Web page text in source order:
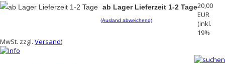
ab Lager Lieferzeit 1-2 Tage
(Ausland abweichend)
20,00
EUR
(inkl.
19%
MwSt. zzgl. Versand)